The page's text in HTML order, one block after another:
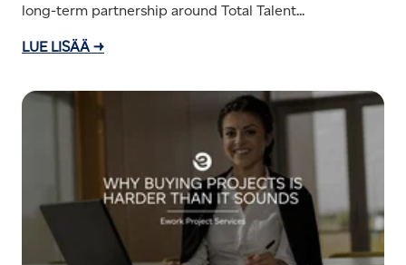
long-term partnership around Total Talent...
LUE LISÄÄ →